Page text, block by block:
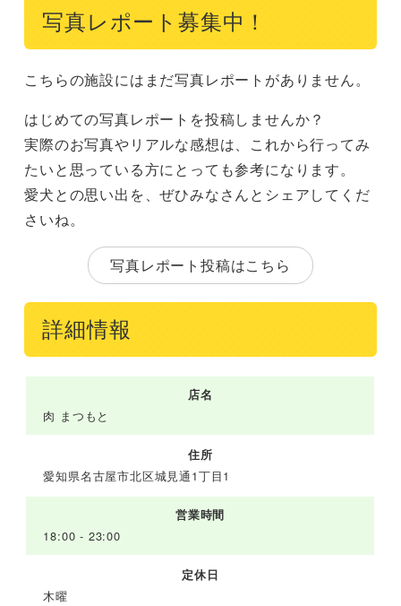
写真レポート募集中！
こちらの施設にはまだ写真レポートがありません。
はじめての写真レポートを投稿しませんか？
実際のお写真やリアルな感想は、これから行ってみ
たいと思っている方にとっても参考になります。
愛犬との思い出を、ぜひみなさんとシェアしてくだ
さいね。
写真レポート投稿はこちら
詳細情報
店名
肉 まつもと
住所
愛知県名古屋市北区城見通1丁目1
営業時間
18:00 - 23:00
定休日
木曜